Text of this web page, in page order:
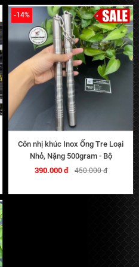
-14%
Côn nhị khúc Inox Ống Tre Loại
Nhỏ, Nặng 500gram - Bộ
390.000 đ 450.000 đ